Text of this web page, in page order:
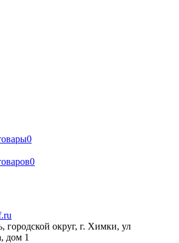
0
0
городской округ, г. Химки, ул
дом 1